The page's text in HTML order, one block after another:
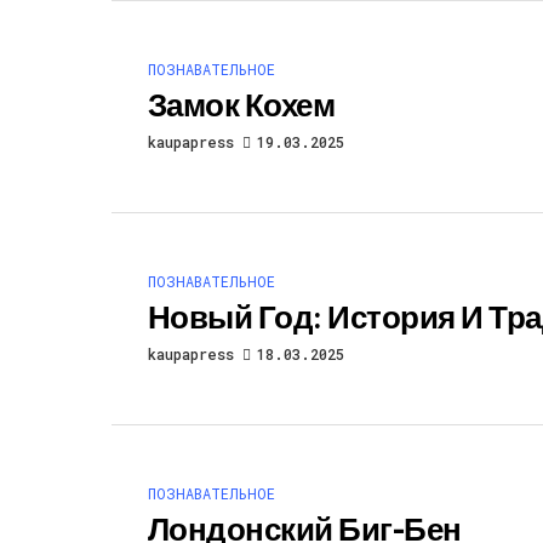
ПОЗНАВАТЕЛЬНОЕ
Замок Кохем
kaupapress 19.03.2025
ПОЗНАВАТЕЛЬНОЕ
Новый Год: История И
kaupapress 18.03.2025
ПОЗНАВАТЕЛЬНОЕ
Лондонский Биг-Бен